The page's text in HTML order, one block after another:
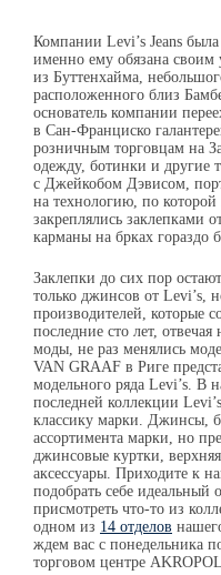
Компании Levi’s Jeans
именно ему обязана
из Буттенхайма,
расположенного близ
основатель компании
в Сан-Франциско
розничным торговцам на
одежду, ботинки и другие
с Джейкобом Дэвисом,
на технологию, по
закреплялись заклепками
карманы на брках гораздо
Заклепки до сих пор
только джинсов от Levi’s,
производителей, которые
последние сто лет,
моды, не раз менялись
VAN GRAAF в Риге
модельного ряда Levi’s. В
последней коллекции
классику марки. Джинсы,
ассортимента марки, но
джинсовые куртки,
аксессуары . Приходите к
подобрать себе идеальный
присмотреть что-то из
одном из 14 отделов
ждем вас с понедельника
торговом центре